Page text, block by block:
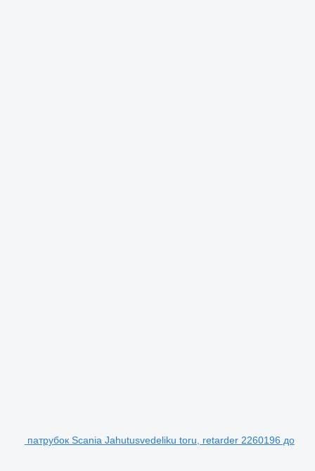
патрубок Scania Jahutusvedeliku toru, retarder 2260196 до